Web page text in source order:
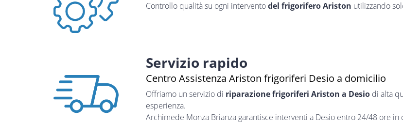
Controllo qualità su ogni interventodel frigorifero Ariston utilizzando
Servizio rapido
Centro Assistenza Ariston frigoriferi Desio a domicilio
Offriamo un servizio di riparazione frigoriferi Ariston a Desio di alta
esperienza.
Archimede Monza Brianza garantisce interventi a Desio entro 24/48 ore in